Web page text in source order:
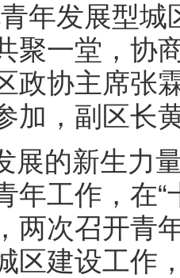
年发展型城
聚一堂，协
政协主席张
加，副区长
展的新生力
年工作，在
两次召开青
区建设工作